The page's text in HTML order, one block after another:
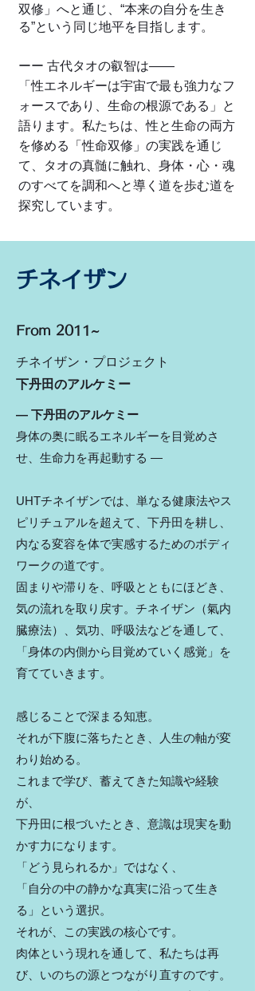
双修」へと通じ、“本来の自分を生き
る”という同じ地平を目指します。
ーー 古代タオの叡智は――
「性エネルギーは宇宙で最も強力なフ
ォースであり、生命の根源である」と
語ります。私たちは、性と生命の両方
を修める「性命双修」の実践を通じ
て、タオの真髄に触れ、身体・心・魂
のすべてを調和へと導く道を歩む道を
探究しています。
チネイザン
From 2011~
チネイザン・プロジェクト
下丹田のアルケミー
― 下丹田のアルケミー
身体の奥に眠るエネルギーを目覚めさ
せ、生命力を再起動する ―
UHTチネイザンでは、単なる健康法やス
ピリチュアルを超えて、下丹田を耕し、
内なる変容を体で実感するためのボディ
ワークの道です。
固まりや滞りを、呼吸とともにほどき、
気の流れを取り戻す。チネイザン（氣内
臓療法）、気功、呼吸法などを通して、
「身体の内側から目覚めていく感覚」を
育てていきます。
感じることで深まる知恵。
それが下腹に落ちたとき、人生の軸が変
わり始める。
これまで学び、蓄えてきた知識や経験
が、
下丹田に根づいたとき、意識は現実を動
かす力になります。
「どう見られるか」ではなく、
「自分の中の静かな真実に沿って生き
る」という選択。
それが、この実践の核心です。
肉体という現れを通して、私たちは再
び、いのちの源とつながり直すのです。